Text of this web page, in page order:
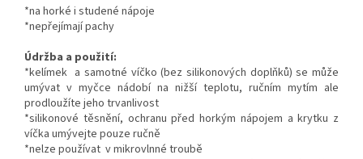
*na horké i studené nápoje
*nepřejímají pachy
Údržba a použití:
*kelímek a samotné víčko (bez silikonových doplňků) se může
umývat v myčce nádobí na nižší teplotu, ručním mytím ale
prodloužíte jeho trvanlivost
*silikonové těsnění, ochranu před horkým nápojem a krytku z
víčka umývejte pouze ručně
*nelze používat v mikrovlnné troubě